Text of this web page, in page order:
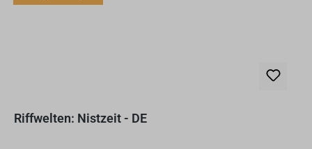
Riffwelten: Nistzeit - DE